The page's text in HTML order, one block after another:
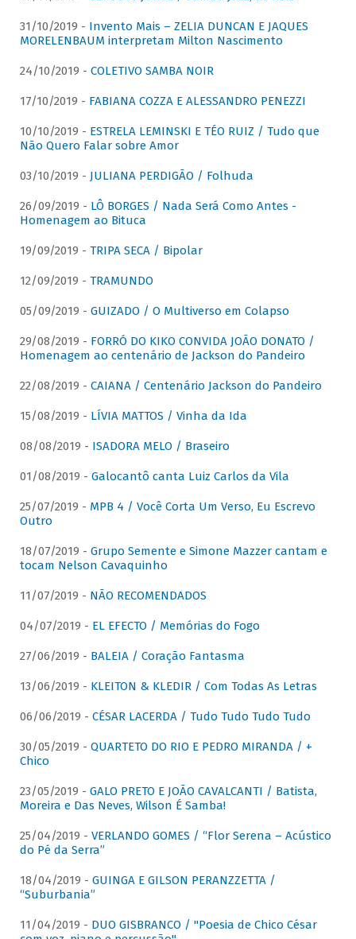
31/10/2019 - Invento Mais – ZELIA DUNCAN E JAQUES
MORELENBAUM interpretam Milton Nascimento
24/10/2019 - COLETIVO SAMBA NOIR
17/10/2019 - FABIANA COZZA E ALESSANDRO PENEZZI
10/10/2019 - ESTRELA LEMINSKI E TÉO RUIZ / Tudo que
Não Quero Falar sobre Amor
03/10/2019 - JULIANA PERDIGÃO / Folhuda
26/09/2019 - LÔ BORGES / Nada Será Como Antes -
Homenagem ao Bituca
19/09/2019 - TRIPA SECA / Bipolar
12/09/2019 - TRAMUNDO
05/09/2019 - GUIZADO / O Multiverso em Colapso
29/08/2019 - FORRÓ DO KIKO CONVIDA JOÃO DONATO /
Homenagem ao centenário de Jackson do Pandeiro
22/08/2019 - CAIANA / Centenário Jackson do Pandeiro
15/08/2019 - LÍVIA MATTOS / Vinha da Ida
08/08/2019 - ISADORA MELO / Braseiro
01/08/2019 - Galocantô canta Luiz Carlos da Vila
25/07/2019 - MPB 4 / Você Corta Um Verso, Eu Escrevo
Outro
18/07/2019 - Grupo Semente e Simone Mazzer cantam e
tocam Nelson Cavaquinho
11/07/2019 - NÃO RECOMENDADOS
04/07/2019 - EL EFECTO / Memórias do Fogo
27/06/2019 - BALEIA / Coração Fantasma
13/06/2019 - KLEITON & KLEDIR / Com Todas As Letras
06/06/2019 - CÉSAR LACERDA / Tudo Tudo Tudo Tudo
30/05/2019 - QUARTETO DO RIO E PEDRO MIRANDA / +
Chico
23/05/2019 - GALO PRETO E JOÃO CAVALCANTI / Batista,
Moreira e Das Neves, Wilson É Samba!
25/04/2019 - VERLANDO GOMES / “Flor Serena – Acústico
do Pé da Serra”
18/04/2019 - GUINGA E GILSON PERANZZETTA /
“Suburbania”
11/04/2019 - DUO GISBRANCO / "Poesia de Chico César